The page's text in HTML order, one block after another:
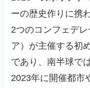
ーの歴史作りに携
2つのコンフェデ
ア）が主催する初
であり、南半球で
2023年に開催都市